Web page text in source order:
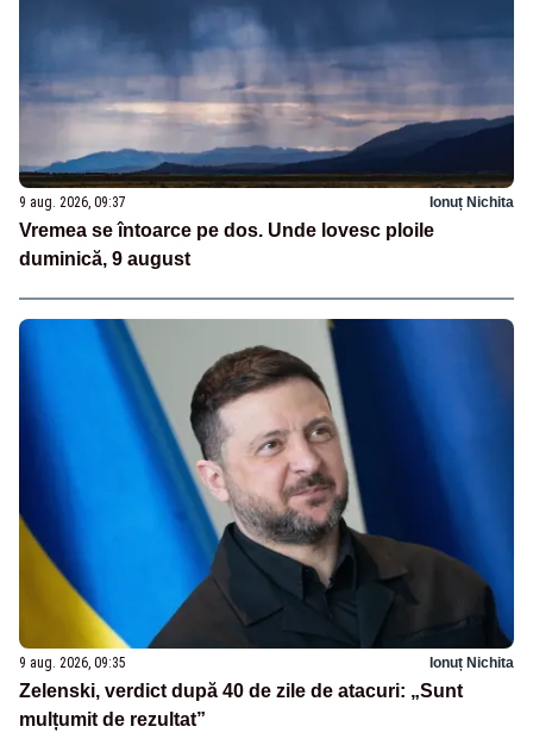
9 aug. 2026, 09:37 Ionuț Nichita
Vremea se întoarce pe dos. Unde lovesc ploile
duminică, 9 august
9 aug. 2026, 09:35 Ionuț Nichita
Zelenski, verdict după 40 de zile de atacuri: „Sunt
mulțumit de rezultat”